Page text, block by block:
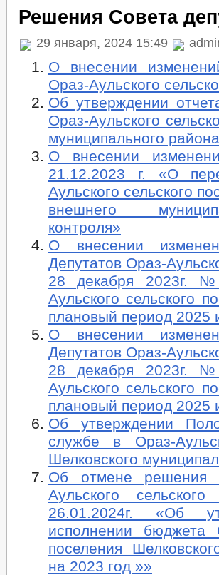
Решения Совета
29 января, 2024 15:49
О внесении
Ораз-Аульского
Об утверждении
Ораз-Аульского
муниципального
О внесении
21.12.2023 г. «О
Аульского сельского
внешнего
контроля»
О внесении
Депутатов Ораз-
28 декабря 2023г.
Аульского сельского
плановый период 2025
О внесении
Депутатов Ораз-
28 декабря 2023г.
Аульского сельского
плановый период 2025
Об утверждении
службе в Ораз-
Шелковского
Об отмене решения
Аульского
26.01.2024г. «Об
исполнении бюджета
поселения
на 2023 год »»